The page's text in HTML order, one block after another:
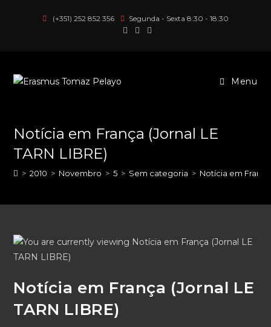
(+351) 252 852 356 Segunda - Sexta 8:30 - 18:30
Menu
Notícia em França (Jornal LE
TARN LIBRE)
> 2010 > Novembro > 5 > Sem categoria > Notícia em França
Notícia em França (Jornal LE
TARN LIBRE)